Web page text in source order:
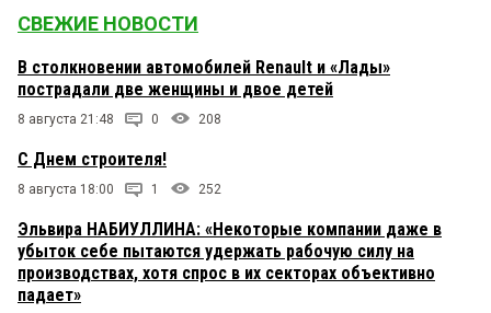
СВЕЖИЕ НОВОСТИ
В столкновении автомобилей Renault и «Лады»
пострадали две женщины и двое детей
8 августа 21:48 0 208
С Днем строителя!
8 августа 18:00 1 252
Эльвира НАБИУЛЛИНА: «Некоторые компании даже в
убыток себе пытаются удержать рабочую силу на
производствах, хотя спрос в их секторах объективно
падает»